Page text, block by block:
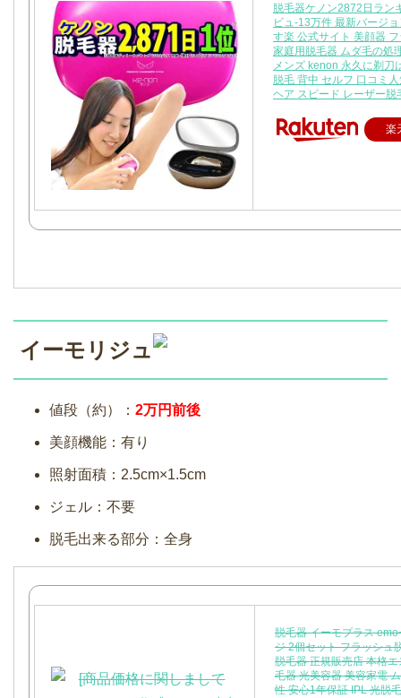
脱毛器ケノン2872日ラン
ビュ-13万件 最新バージ
す楽 公式サイト 美顔器
家庭用脱毛器 ムダ毛の処
メンズ kenon 永久に剃刀
脱毛 背中 セルフ 口コミ
ヘア スピード レーザー脱
楽
イーモリジュ
値段（約）： 2万円前後
美顔機能：有り
照射面積：2.5cm×1.5cm
ジェル：不要
脱毛出来る部分：全身
脱毛器 イーモプラス
ジ 2個セット フラッシュ
脱毛器 正規販売店 本格
毛器 光美容器 美容家電
性 安心1年保証 IPL 光脱